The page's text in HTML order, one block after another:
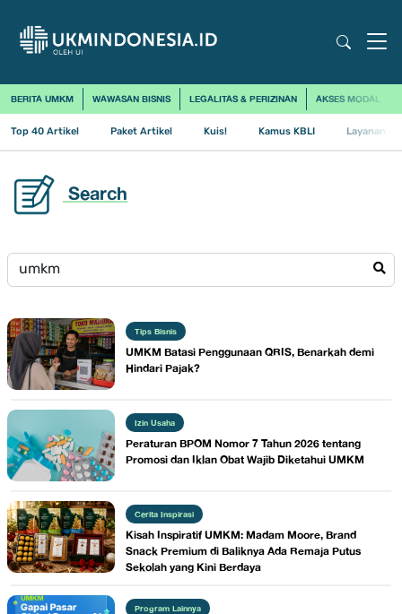
BERITA UMKM WAWASAN BISNIS LEGALITAS & PERIZINAN AKSES MODAL
Top 40 Artikel Paket Artikel Kuis! Kamus KBLI Layanan
Search
Tips Bisnis
UMKM Batasi Penggunaan QRIS, Benarkah demi
Hindari Pajak?
Izin Usaha
Peraturan BPOM Nomor 7 Tahun 2026 tentang
Promosi dan Iklan Obat Wajib Diketahui UMKM
Cerita Inspirasi
Kisah Inspiratif UMKM: Madam Moore, Brand
Snack Premium di Baliknya Ada Remaja Putus
Sekolah yang Kini Berdaya
Program Lainnya